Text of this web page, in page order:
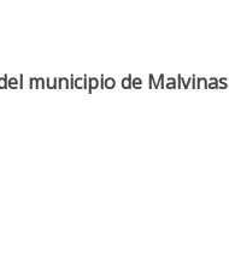
municipio de Malvinas